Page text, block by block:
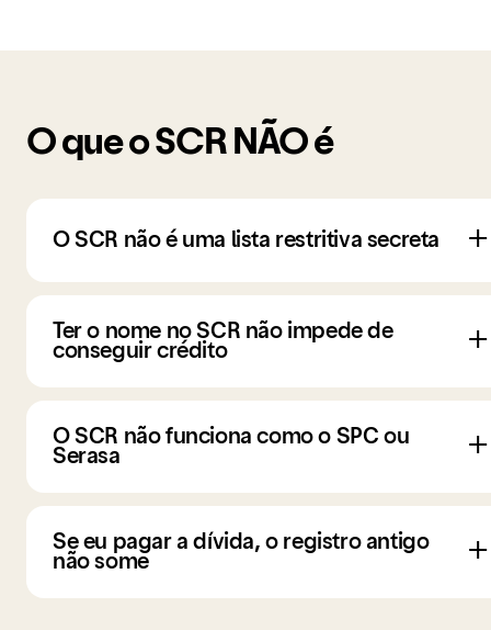
O que o SCR NÃO é
O SCR não é uma lista restritiva secreta
Ter o nome no SCR não impede de
conseguir crédito
O SCR não funciona como o SPC ou
Serasa
Se eu pagar a dívida, o registro antigo
não some